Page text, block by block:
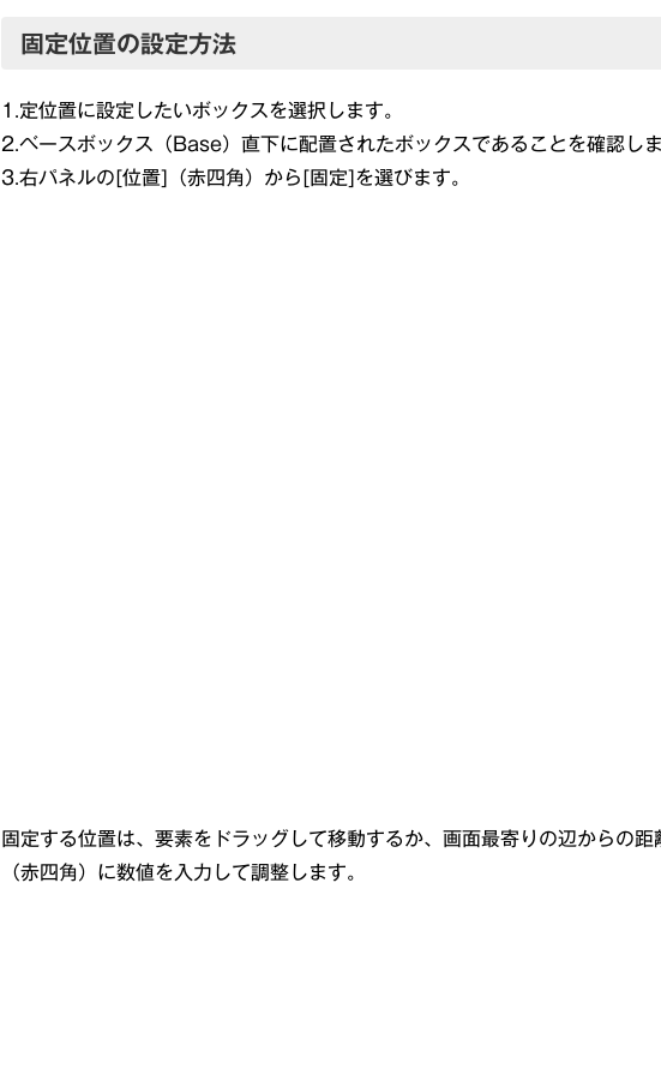
固定位置の設定方法
1.定位置に設定したいボックスを選択します。
2.ベースボックス（Base）直下に配置されたボックスであることを確認し
3.右パネルの[位置]（赤四角）から[固定]を選びます。
固定する位置は、要素をドラッグして移動するか、画面最寄りの辺からの
（赤四角）に数値を入力して調整します。